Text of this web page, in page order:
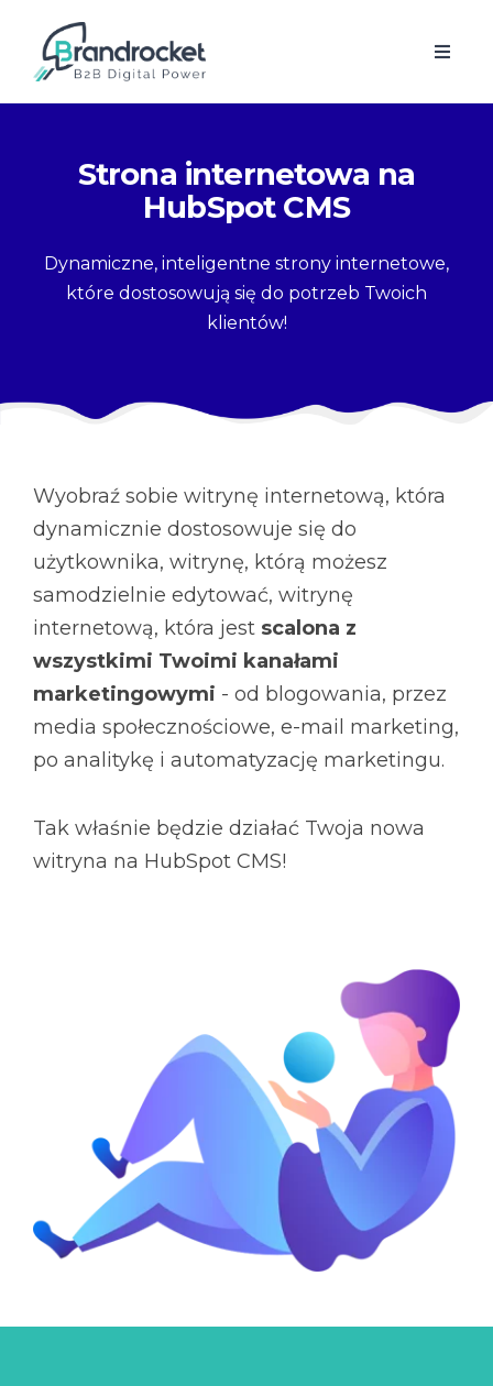
Strona internetowa na
HubSpot CMS
Dynamiczne, inteligentne strony internetowe,
które dostosowują się do potrzeb Twoich
klientów!
Wyobraź sobie witrynę internetową, która
dynamicznie dostosowuje się do
użytkownika, witrynę, którą możesz
samodzielnie edytować, witrynę
internetową, która jest scalona z
wszystkimi Twoimi kanałami
marketingowymi - od blogowania, przez
media społecznościowe, e-mail marketing,
po analitykę i automatyzację marketingu.
Tak właśnie będzie działać Twoja nowa
witryna na HubSpot CMS!